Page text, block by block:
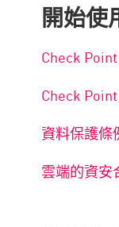
開始使
Check
Check
資料保護條
雲端的資安